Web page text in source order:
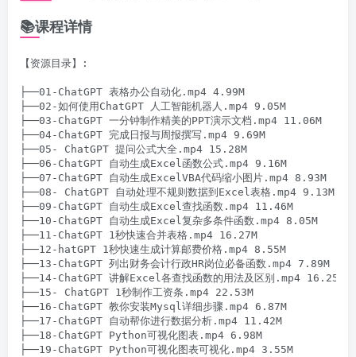
📚课程详情
【资源目录】:
├──01-ChatGPT 表格办公自动化.mp4 4.99M
├──02-如何使用ChatGPT 人工智能机器人.mp4 9.05M
├──03-ChatGPT 一分钟制作精美的PPT演示文档.mp4 11.06M
├──04-ChatGPT 完成日报与周报撰写.mp4 9.69M
├──05- ChatGPT 提问公式大全.mp4 15.28M
├──06-ChatGPT 自动生成Excel函数公式.mp4 9.16M
├──07-ChatGPT 自动生成ExcelVBA代码缩小图片.mp4 8.93M
├──08- ChatGPT 自动处理不规则数据到Excel表格.mp4 9.13M
├──09-ChatGPT 自动生成Excel查找函数.mp4 11.46M
├──10-ChatGPT 自动生成Excel复杂多条件函数.mp4 8.05M
├──11-ChatGPT 1秒快速合并表格.mp4 16.27M
├──12-hatGPT 1秒快速生成计算邮费价格.mp4 8.55M
├──13-ChatGPT 列出财务会计行政HR岗位必备函数.mp4 7.89M
├──14-ChatGPT 讲解Excel各查找函数的用法及区别.mp4 16.25M
├──15- ChatGPT 1秒制作工资条.mp4 22.53M
├──16-ChatGPT 教你安装Mysql详细步骤.mp4 6.87M
├──17-ChatGPT 自动帮你进行数据分析.mp4 11.42M
├──18-ChatGPT Python可视化图表.mp4 6.98M
├──19-ChatGPT Python可视化图表可视化.mp4 3.55M